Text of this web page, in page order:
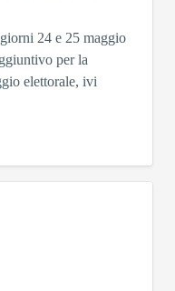
24 e 25 maggio
per la
elettorale, ivi